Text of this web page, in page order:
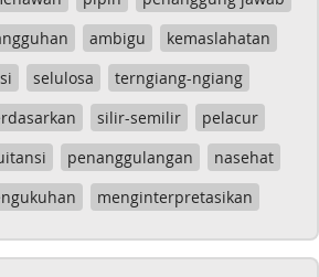
ambigu
kemaslahatan
selulosa
terngiang-ngiang
silir-semilir
pelacur
penanggulangan
nasehat
menginterpretasikan